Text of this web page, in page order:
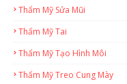
Thẩm Mỹ Sửa Mũi
Thẩm Mỹ Tai
Thẩm Mỹ Tạo Hình Môi
Thẩm Mỹ Treo Cung Mày